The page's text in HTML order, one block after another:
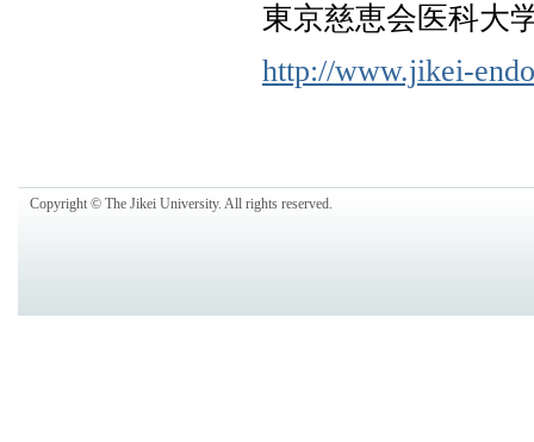
東京慈恵会医科大
http://www.jikei-
Copyright © The Jikei University. All rights reserved.